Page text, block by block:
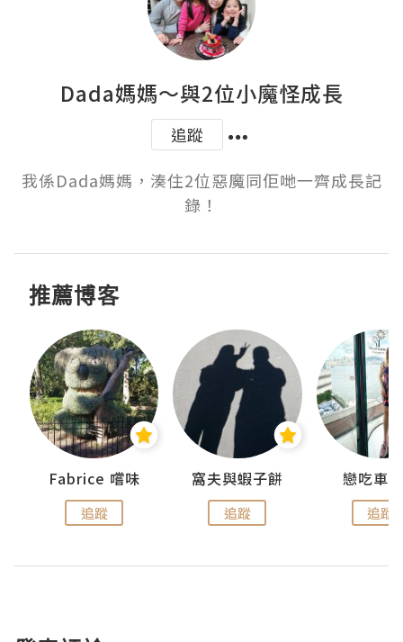
Dada媽媽～與2位小魔怪成長
追蹤
我係Dada媽媽，湊住2位惡魔同佢哋一齊成長記
錄！
推薦博客
Fabrice 嚐味
追蹤
窩夫與蝦子餅
追蹤
戀吃車
追蹤